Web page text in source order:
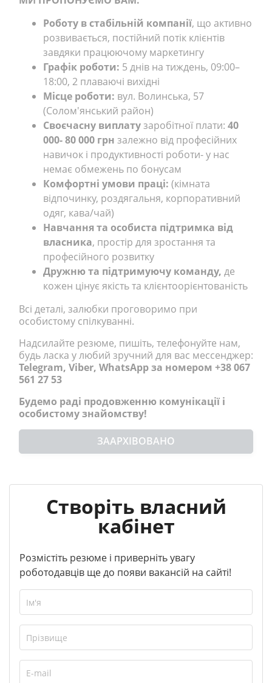
Роботу в стабільній компанії, що активно
розвивається, постійний потік клієнтів
завдяки працюючому маркетингу
Графік роботи: 5 днів на тиждень, 09:00–
18:00, 2 плаваючі вихідні
Місце роботи: вул. Волинська, 57
(Солом'янський район)
Своєчасну виплатузаробітної плати: 40
000- 80 000 грн залежно від професійних
навичок і продуктивності роботи- у нас
немає обмежень по бонусам
Комфортні умови праці: (кімната
відпочинку, роздягальня, корпоративний
одяг, кава/чай)
Навчання та особиста підтримка від
власника, простір для зростання та
професійного розвитку
Дружню та підтримуючу команду, де
кожен цінує якість та клієнтоорієнтованість
Всі деталі, залюбки проговоримо при
особистому спілкуванні.
Надсилайте резюме, пишіть, телефонуйте нам,
будь ласка у любий зручний для вас мессенджер:
Telegram, Viber, WhatsApp за номером +38 067
561 27 53
Будемо раді продовженню комунікації і
особистому знайомству!
ЗААРХІВОВАНО
Створіть власний
кабінет
Розмістіть резюме і приверніть увагу
роботодавців ще до появи вакансій на сайті!